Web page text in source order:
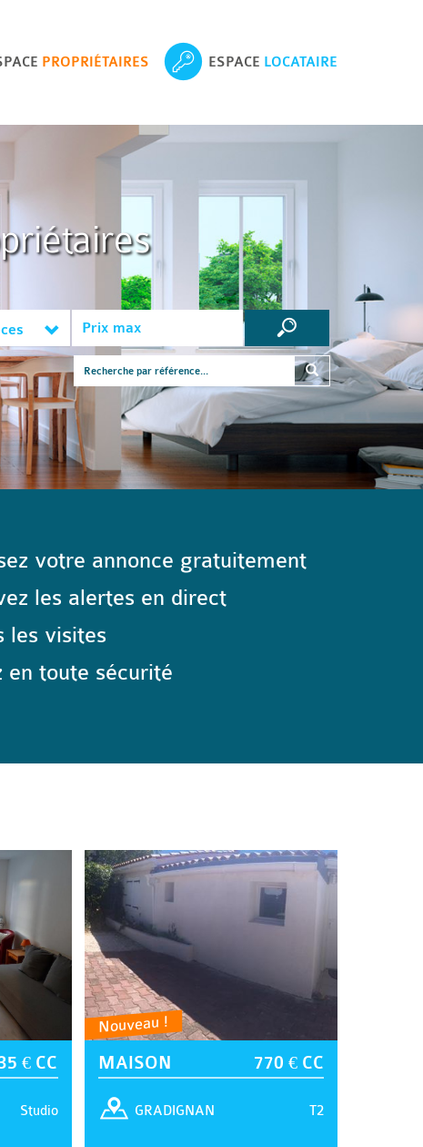
PROPRIÉTAIRES ESPACE LOCATAIRE
votre annonce gratuitement
les alertes en direct
les visites
en toute sécurité
€ CC
Studio
Nouveau !
MAISON 770 € CC
T2
GRADIGNAN